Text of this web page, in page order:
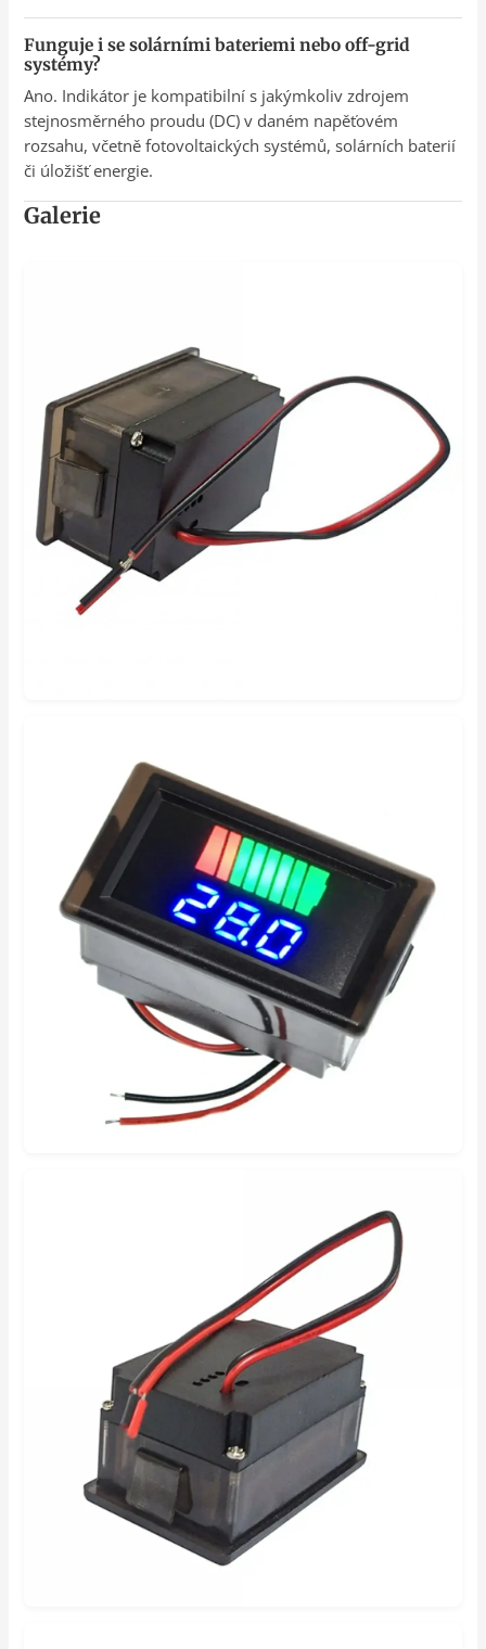
Funguje i se solárními bateriemi nebo off-grid
systémy?
Ano. Indikátor je kompatibilní s jakýmkoliv zdrojem
stejnosměrného proudu (DC) v daném napěťovém
rozsahu, včetně fotovoltaických systémů, solárních baterií
či úložišť energie.
Galerie